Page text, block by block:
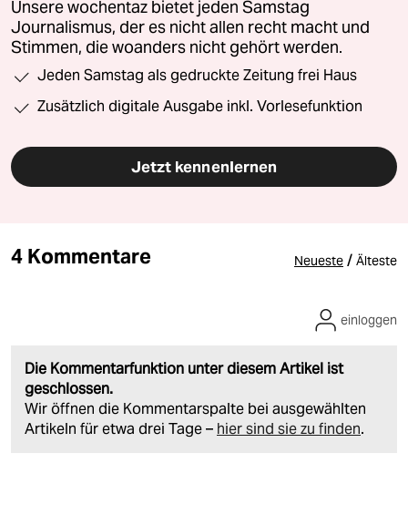
Unsere wochentaz bietet jeden Samstag
Journalismus, der es nicht allen recht macht und
Stimmen, die woanders nicht gehört werden.
Jeden Samstag als gedruckte Zeitung frei Haus
Zusätzlich digitale Ausgabe inkl. Vorlesefunktion
Jetzt kennenlernen
4 Kommentare Neueste / Älteste
Die Kommentarfunktion unter diesem Artikel ist
geschlossen.
Wir öffnen die Kommentarspalte bei ausgewählten
Artikeln für etwa drei Tage – hier sind sie zu finden.
einloggen